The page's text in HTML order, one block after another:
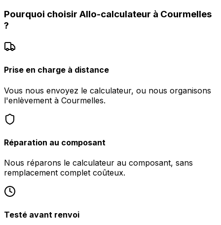
Pourquoi choisir Allo-calculateur à Courmelles
?
Prise en charge à distance
Vous nous envoyez le calculateur, ou nous organisons
l'enlèvement à Courmelles.
Réparation au composant
Nous réparons le calculateur au composant, sans
remplacement complet coûteux.
Testé avant renvoi